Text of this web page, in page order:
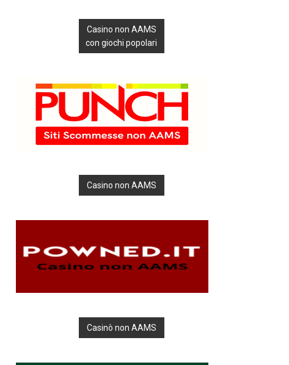
Casino non AAMS
con giochi popolari
Casino non AAMS
Casinò non AAMS